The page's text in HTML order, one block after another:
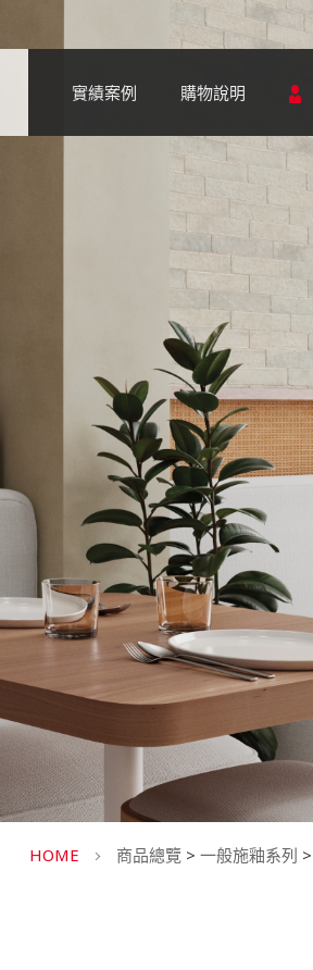
實績案例 購物說明
HOME 商品總覽 > 一般施釉系列 >